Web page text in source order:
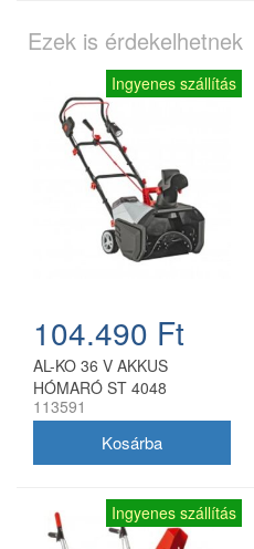
Ezek is érdekelhetnek
Ingyenes szállítás
104.490 Ft
AL-KO 36 V AKKUS
HÓMARÓ ST 4048
113591
Ingyenes szállítás